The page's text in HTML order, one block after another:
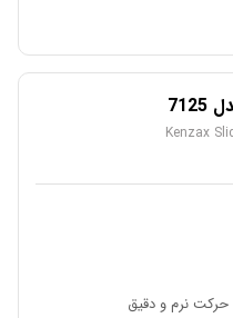
Kenzax
نرم و دقیق